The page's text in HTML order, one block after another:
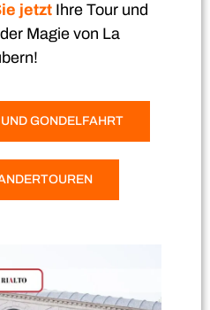
jetzt Ihre Tour und
Magie von La
GONDELFAHRT